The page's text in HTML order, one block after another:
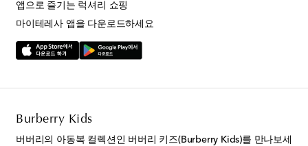
앱으로 즐기는 럭셔리 쇼핑
마이테레사 앱을 다운로드하세요
Burberry Kids
버버리의 아동복 컬렉션인 버버리 키즈(Burberry Kids)를 만나보세